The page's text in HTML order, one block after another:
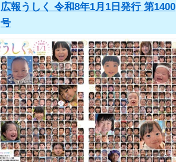
広報うしく 令和8年1月1日発行 第1400
号